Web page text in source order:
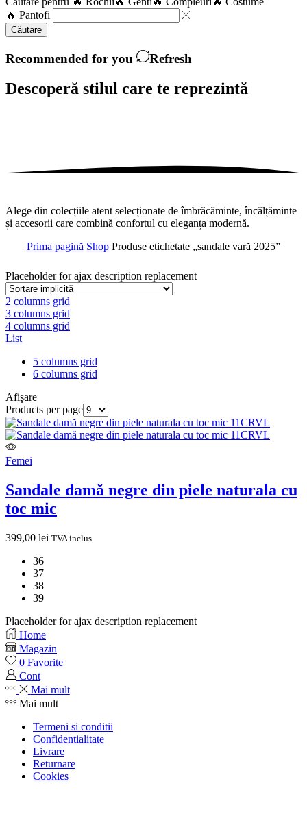
🔥 Pantofi
Căutare
Recommended for you Refresh
Descoperă stilul care te reprezintă
Alege din colecțiile atent selecționate de îmbrăcăminte, încălțăminte
și accesorii care combină confortul cu eleganța modernă.
Prima pagină Shop Produse etichetate „sandale vară 2025”
Placeholder for ajax description replacement
2 columns grid
3 columns grid
4 columns grid
List
5 columns grid
6 columns grid
Afişare
Products per page
Femei
Sandale damă negre din piele naturala cu
toc mic
399,00 lei TVA inclus
36
37
38
39
Placeholder for ajax description replacement
Home
Magazin
0 Favorite
Cont
Mai mult
Mai mult
Termeni si conditii
Confidentialitate
Livrare
Returnare
Cookies